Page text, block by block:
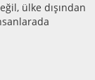
ülke dışından